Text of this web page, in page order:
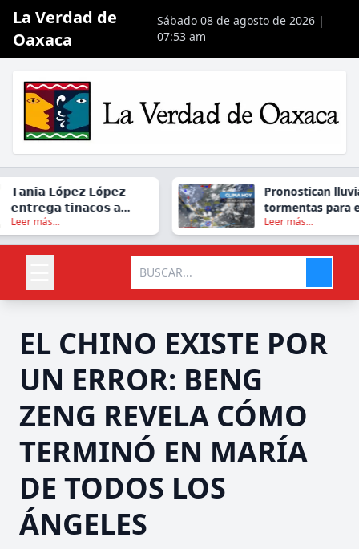
La Verdad de
Oaxaca
Sábado 08 de agosto de 2026 |
07:53 am
𝗧𝗮𝗻𝗶𝗮 𝗟ó𝗽𝗲𝘇 𝗟ó𝗽𝗲𝘇
𝗲𝗻𝘁𝗿𝗲𝗴𝗮 𝘁𝗶𝗻𝗮𝗰𝗼𝘀 𝗮
𝗳𝗮𝗺𝗶𝗹𝗶𝗮𝘀 𝗱𝗲
𝗫𝗼𝘅𝗼𝗰𝗼𝘁𝗹á𝗻
Leer más...
Pronostican
tormentas para
viernes en gran
Oaxaca
Leer más...
EL CHINO EXISTE POR
UN ERROR: BENG
ZENG REVELA CÓMO
TERMINÓ EN MARÍA
DE TODOS LOS
ÁNGELES